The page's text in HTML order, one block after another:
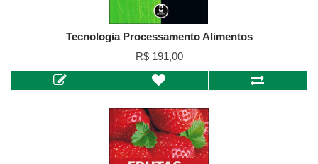
Tecnologia Processamento Alimentos
R$ 191,00